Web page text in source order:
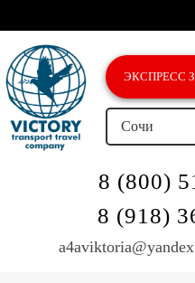
ЭКСПРЕСС
Сочи
8 (800)
8 (918)